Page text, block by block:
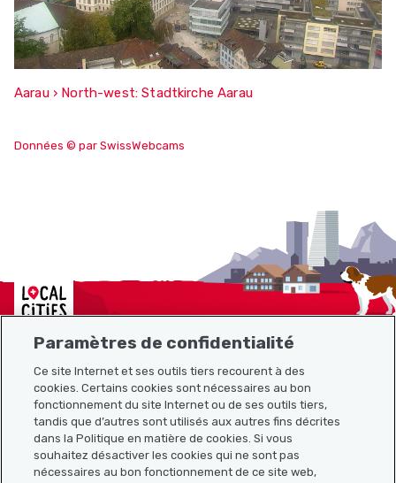
Aarau › North-west: Stadtkirche Aarau
Données © par SwissWebcams
Localcities
Plan du site
Liens utiles
Paramètres de confidentialité
Ce site Internet et ses outils tiers recourent à des
cookies. Certains cookies sont nécessaires au bon
fonctionnement du site Internet ou de ses outils tiers,
tandis que d’autres sont utilisés aux autres fins décrites
dans la Politique en matière de cookies. Si vous
souhaitez désactiver les cookies qui ne sont pas
nécessaires au bon fonctionnement de ce site web,